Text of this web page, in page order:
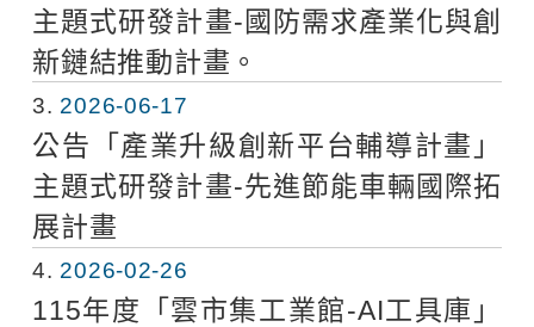
主題式研發計畫-國防需求產業化與創
新鏈結推動計畫。
3 2026-06-17
公告「產業升級創新平台輔導計畫」
主題式研發計畫-先進節能車輛國際拓
展計畫
4 2026-02-26
115年度「雲市集工業館-AI工具庫」